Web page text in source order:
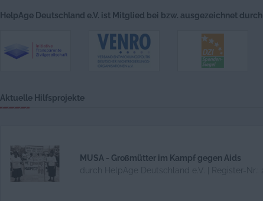
HelpAge Deutschland e.V. ist Mitglied bei bzw. ausgezeichnet durch:
Aktuelle Hilfsprojekte
MUSA - Großmütter im Kampf gegen Aids
durch HelpAge Deutschland e.V. | Register-Nr.: